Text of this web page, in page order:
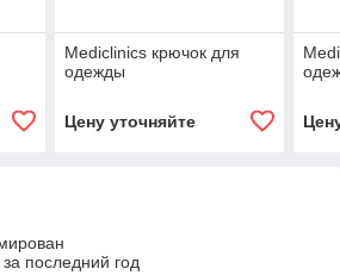
Mediclinics крючок для
одежды
Цену уточняйте
последний год